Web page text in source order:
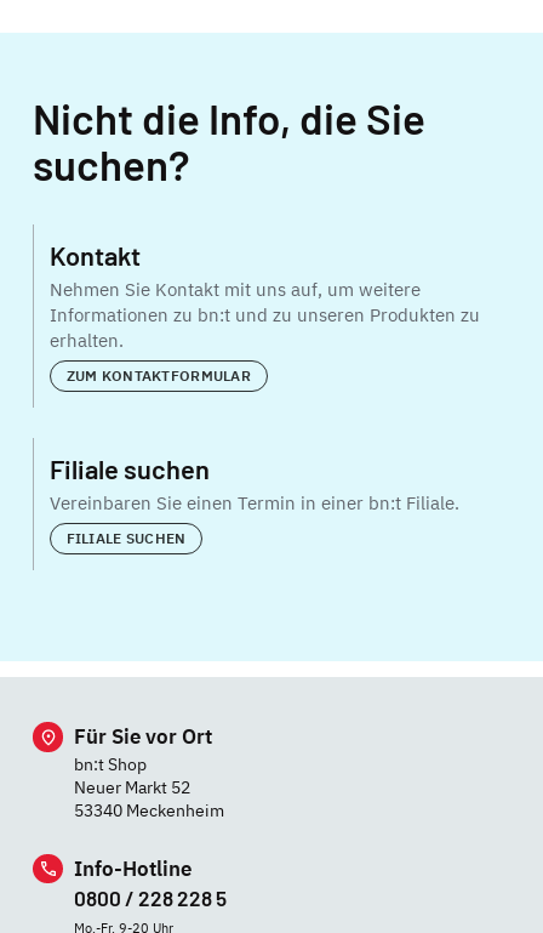
Nicht die Info, die Sie
suchen?
Kontakt
Nehmen Sie Kontakt mit uns auf, um weitere
Informationen zu bn:t und zu unseren Produkten zu
erhalten.
ZUM KONTAKTFORMULAR
Filiale suchen
Vereinbaren Sie einen Termin in einer bn:t Filiale.
FILIALE SUCHEN
Für Sie vor Ort
bn:t Shop
Neuer Markt 52
53340 Meckenheim
Info-Hotline
0800 / 228 228 5
Mo.-Fr. 9-20 Uhr